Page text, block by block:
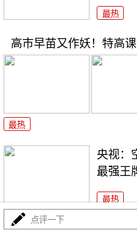
最热
高市早苗又作妖！特高
最热
央视：
最强王
最热
东瀛彻
点评一下